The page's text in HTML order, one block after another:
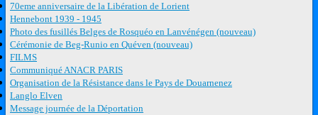
70eme anniversaire de la Libération de Lorient
Hennebont 1939 - 1945
Photo des fusillés Belges de Rosquéo en Lanvénégen (nouveau)
Cérémonie de Beg-Runio en Quéven (nouveau)
FILMS
Communiqué ANACR PARIS
Organisation de la Résistance dans le Pays de Douarnenez
Langlo Elven
Message journée de la Déportation